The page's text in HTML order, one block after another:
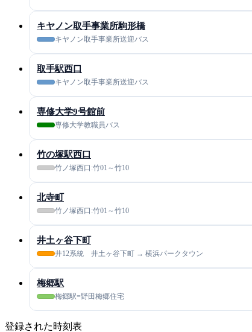
キヤノン取手事業所駒形橋
キヤノン取手事業所送迎バス
取手駅西口
キヤノン取手事業所送迎バス
専修大学9号館前
専修大学教職員バス
竹の塚駅西口
竹ノ塚西口:竹01～竹10
北寺町
竹ノ塚西口:竹01～竹10
井土ヶ谷下町
井12系統 井土ヶ谷下町 → 横浜パークタウン
梅郷駅
梅郷駅=野田梅郷住宅
登録された時刻表